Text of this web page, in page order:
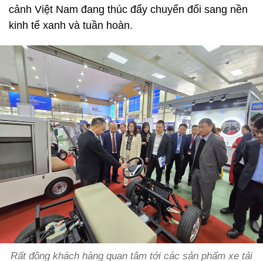
cảnh Việt Nam đang thúc đẩy chuyển đổi sang nền
kinh tế xanh và tuần hoàn.
Rất đông khách hàng quan tâm tới các sản phẩm xe tải